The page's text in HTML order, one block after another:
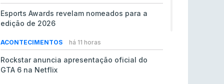
Esports Awards revelam nomeados para a
edição de 2026
ACONTECIMENTOS há 11 horas
Rockstar anuncia apresentação oficial do
GTA 6 na Netflix